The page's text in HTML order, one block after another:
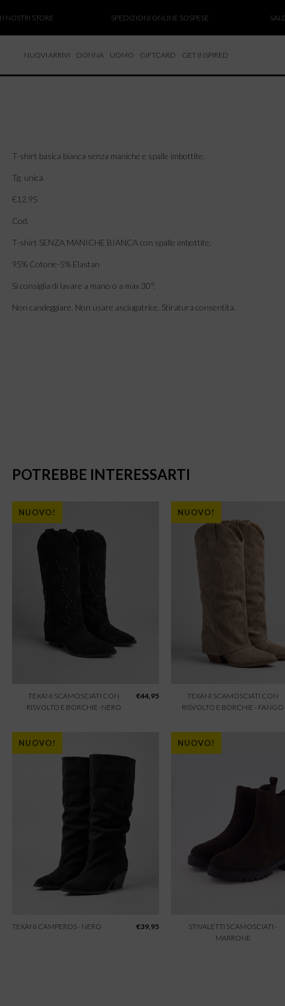
STORE SPEDIZIONI ONLINE SOSPESE SALDI
NUOVI ARRIVI DONNA UOMO GIFTCARD GET INSPIRED
ARRIVI
T-shirt basica bianca senza maniche e spalle imbottite.
Tg. unica
€12.95
Cod.
T-shirt SENZA MANICHE BIANCA con spalle imbottite.
95% Cotone-5% Elastan
Si consiglia di lavare a mano o a max 30°.
Non candeggiare. Non usare asciugatrice. Stiratura consentita.
POTREBBE INTERESSARTI
NUOVO!
TEXANI SCAMOSCIATI CON
RISVOLTO E BORCHIE -NERO
€44,95
NUOVO!
TEXANI SCAMOSCIATI CON
RISVOLTO E BORCHIE - FANGO
NUOVO!
TEXANI CAMPEROS - NERO €39,95
NUOVO!
STIVALETTI SCAMOSCIATI -
MARRONE